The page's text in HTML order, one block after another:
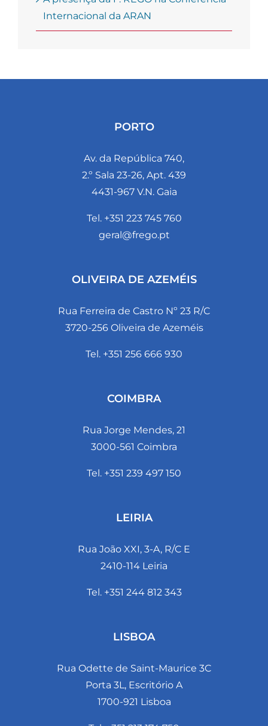
Internacional da ARAN
PORTO
Av. da República 740,
2.º Sala 23-26, Apt. 439
4431-967 V.N. Gaia
Tel. +351 223 745 760
geral@frego.pt
OLIVEIRA DE AZEMÉIS
Rua Ferreira de Castro Nº 23 R/C
3720-256 Oliveira de Azeméis
Tel. +351 256 666 930
COIMBRA
Rua Jorge Mendes, 21
3000-561 Coimbra
Tel. +351 239 497 150
LEIRIA
Rua João XXI, 3-A, R/C E
2410-114 Leiria
Tel. +351 244 812 343
LISBOA
Rua Odette de Saint-Maurice 3C
Porta 3L, Escritório A
1700-921 Lisboa